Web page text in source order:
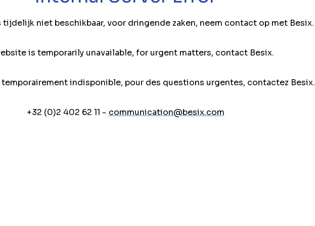
tijdelijk niet beschikbaar, voor dringende zaken, neem contact op met Besix.
is temporarily unavailable, for urgent matters, contact Besix.
temporairement indisponible, pour des questions urgentes, contactez Besix.
+32 (0)2 402 62 11 - communication@besix.com